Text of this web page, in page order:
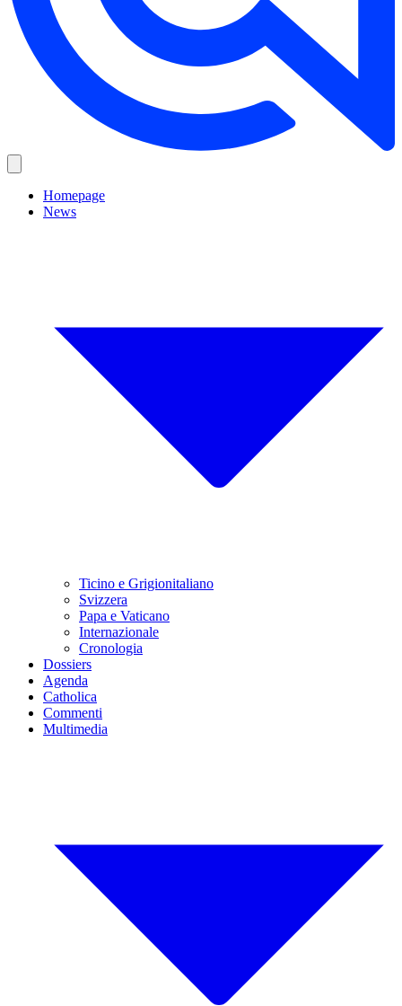
Homepage
News
Ticino e Grigionitaliano
Svizzera
Papa e Vaticano
Internazionale
Cronologia
Dossiers
Agenda
Catholica
Commenti
Multimedia